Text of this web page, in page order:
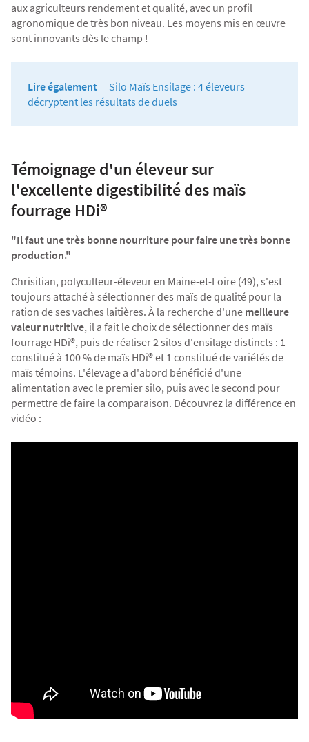
aux agriculteurs rendement et qualité, avec un profil
agronomique de très bon niveau. Les moyens mis en œuvre
sont innovants dès le champ !
Lire également
Silo Maïs Ensilage : 4 éleveurs
décryptent les résultats de duels
Témoignage d'un éleveur sur
l'excellente digestibilité des maïs
fourrage HDi®
"Il faut une très bonne nourriture pour faire une très bonne
production."
Chrisitian, polyculteur-éleveur en Maine-et-Loire (49), s'est
toujours attaché à sélectionner des maïs de qualité pour la
ration de ses vaches laitières. À la recherche d'une meilleure
valeur nutritive, il a fait le choix de sélectionner des maïs
fourrage HDi®, puis de réaliser 2 silos d'ensilage distincts : 1
constitué à 100 % de maïs HDi® et 1 constitué de variétés de
maïs témoins. L'élevage a d'abord bénéficié d'une
alimentation avec le premier silo, puis avec le second pour
permettre de faire la comparaison. Découvrez la différence en
vidéo :